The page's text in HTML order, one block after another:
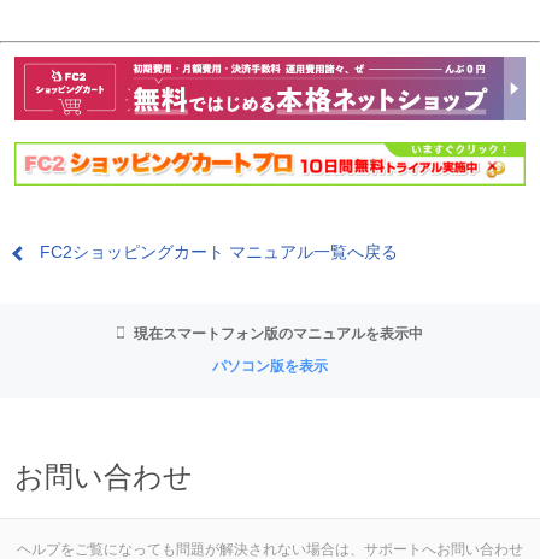
FC2ショッピングカート マニュアル一覧へ戻る
現在スマートフォン版のマニュアルを表示中
パソコン版を表示
お問い合わせ
ヘルプをご覧になっても問題が解決されない場合は、サポートへお問い合わせ